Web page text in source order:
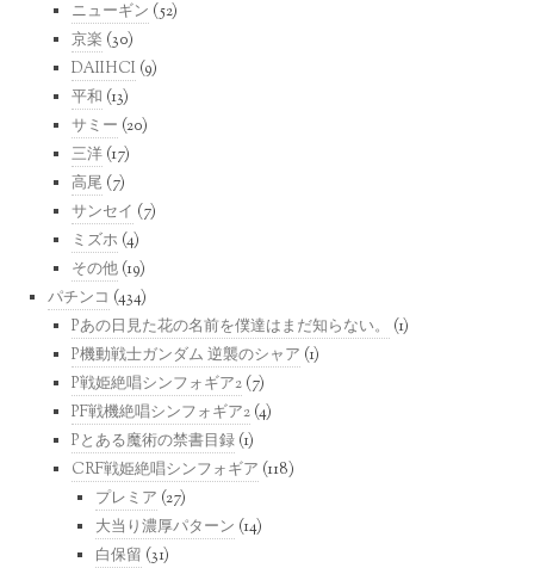
ニューギン (52)
京楽 (30)
DAIIHCI (9)
平和 (13)
サミー (20)
三洋 (17)
高尾 (7)
サンセイ (7)
ミズホ (4)
その他 (19)
パチンコ (434)
Pあの日見た花の名前を僕達はまだ知らない。
(1)
P機動戦士ガンダム 逆襲のシャア (1)
P戦姫絶唱シンフォギア2 (7)
PF戦機絶唱シンフォギア2 (4)
Pとある魔術の禁書目録 (1)
CRF戦姫絶唱シンフォギア (118)
プレミア (27)
大当り濃厚パターン (14)
白保留 (31)